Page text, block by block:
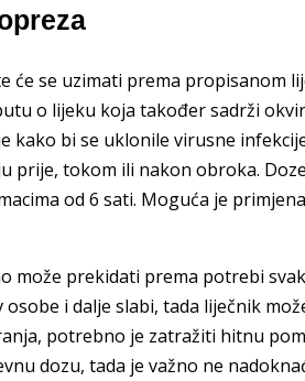
će se uzimati prema propisanom
o lijeku koja također sadrži
kako bi se uklonile virusne
prije, tokom ili nakon obroka.
od 6 sati. Moguća je
može prekidati prema potrebi
i dalje slabi, tada liječnik
potrebno je zatražiti hitnu
dozu, tada je važno ne